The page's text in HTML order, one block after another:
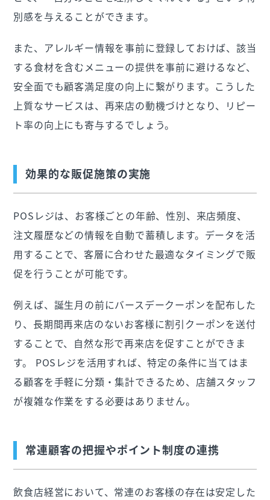
別感を与えることができます。
また、アレルギー情報を事前に登録しておけば、該当
する食材を含むメニューの提供を事前に避けるなど、
安全面でも顧客満足度の向上に繋がります。こうした
上質なサービスは、再来店の動機づけとなり、リピー
ト率の向上にも寄与するでしょう。
効果的な販促施策の実施
POSレジは、お客様ごとの年齢、性別、来店頻度、
注文履歴などの情報を自動で蓄積します。データを活
用することで、客層に合わせた最適なタイミングで販
促を行うことが可能です。
例えば、誕生月の前にバースデークーポンを配布した
り、長期間再来店のないお客様に割引クーポンを送付
することで、自然な形で再来店を促すことができま
す。 POSレジを活用すれば、特定の条件に当てはま
る顧客を手軽に分類・集計できるため、店舗スタッフ
が複雑な作業をする必要はありません。
常連顧客の把握やポイント制度の連携
飲食店経営において、常連のお客様の存在は安定した